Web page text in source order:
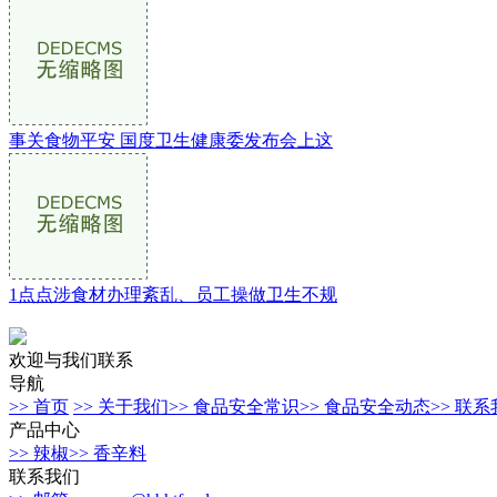
事关食物平安 国度卫生健康委发布会上这
1点点涉食材办理紊乱、员工操做卫生不规
欢迎与我们联系
导航
>> 首页 >> 关于我们>> 食品安全常识>> 食品安全动态>> 联系
产品中心
>> 辣椒>> 香辛料
联系我们